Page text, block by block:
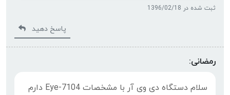
ثبت شده در 1396/02/18
پاسخ دهید
رمضانی:
سلام دستگاه دی وی آر با مشخصات Eye-7104 دارم